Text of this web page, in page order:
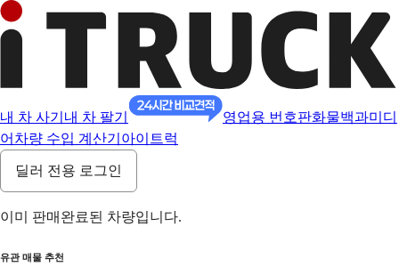
내 차 사기 내 차 팔기 영업용 번호판화물백과미디
어 차량 수입 계산기 아이트럭
딜러 전용 로그인
이미 판매완료된 차량입니다.
유관 매물 추천